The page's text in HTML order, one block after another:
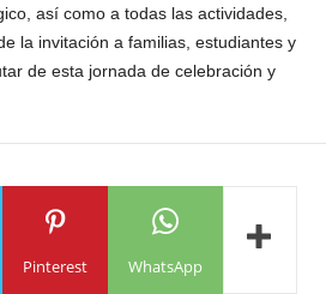
así como a todas las actividades,
la invitación a familias, estudiantes y
de esta jornada de celebración y
Pinterest WhatsApp